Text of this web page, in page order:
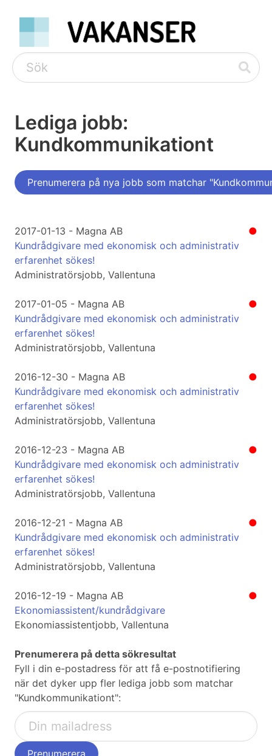
Lediga jobb:
Kundkommunikationt
Prenumerera på nya jobb som matchar
●
2017-01-13 - Magna AB
Kundrådgivare med ekonomisk och administrativ
erfarenhet sökes!
Administratörsjobb, Vallentuna
●
2017-01-05 - Magna AB
Kundrådgivare med ekonomisk och administrativ
erfarenhet sökes!
Administratörsjobb, Vallentuna
●
2016-12-30 - Magna AB
Kundrådgivare med ekonomisk och administrativ
erfarenhet sökes!
Administratörsjobb, Vallentuna
●
2016-12-23 - Magna AB
Kundrådgivare med ekonomisk och administrativ
erfarenhet sökes!
Administratörsjobb, Vallentuna
●
2016-12-21 - Magna AB
Kundrådgivare med ekonomisk och administrativ
erfarenhet sökes!
Administratörsjobb, Vallentuna
●
2016-12-19 - Magna AB
Ekonomiassistent/kundrådgivare
Ekonomiassistentjobb, Vallentuna
Prenumerera på detta sökresultat
Fyll i din e-postadress för att få e-postnotifiering
när det dyker upp fler lediga jobb som matchar
"Kundkommunikationt":